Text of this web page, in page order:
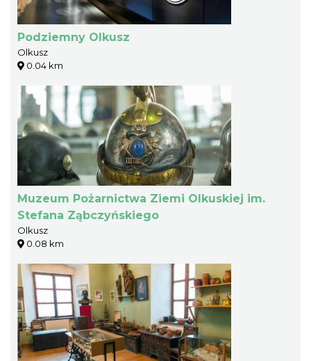
Podziemny Olkusz
Olkusz
0.04 km
Muzeum Pożarnictwa Ziemi Olkuskiej im.
Stefana Ząbczyńskiego
Olkusz
0.08 km